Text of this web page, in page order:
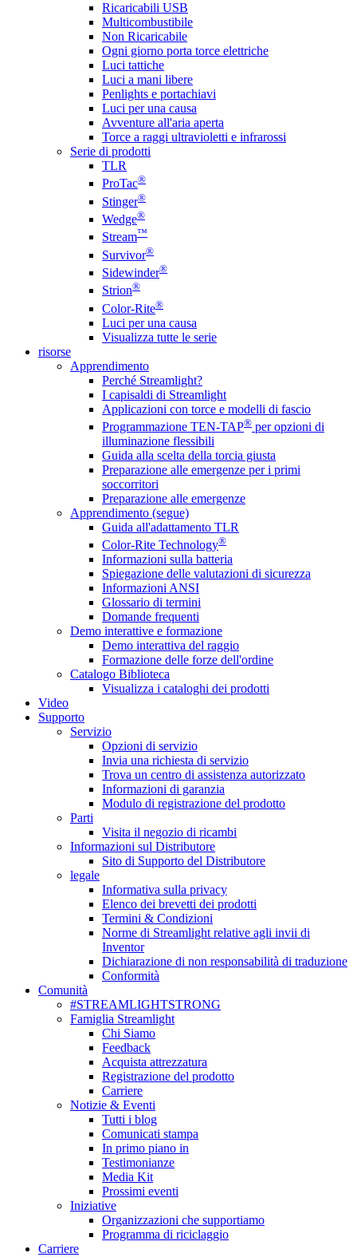
Ricaricabili USB
Multicombustibile
Non Ricaricabile
Ogni giorno porta torce elettriche
Luci tattiche
Luci a mani libere
Penlights e portachiavi
Luci per una causa
Avventure all'aria aperta
Torce a raggi ultravioletti e infrarossi
Serie di prodotti
TLR
ProTac®
Stinger®
Wedge®
Stream™
Survivor®
Sidewinder®
Strion®
Color-Rite®
Luci per una causa
Visualizza tutte le serie
risorse
Apprendimento
Perché Streamlight?
I capisaldi di Streamlight
Applicazioni con torce e modelli di fascio
Programmazione TEN-TAP® per opzioni di
illuminazione flessibili
Guida alla scelta della torcia giusta
Preparazione alle emergenze per i primi
soccorritori
Preparazione alle emergenze
Apprendimento (segue)
Guida all'adattamento TLR
Color-Rite Technology®
Informazioni sulla batteria
Spiegazione delle valutazioni di sicurezza
Informazioni ANSI
Glossario di termini
Domande frequenti
Demo interattive e formazione
Demo interattiva del raggio
Formazione delle forze dell'ordine
Catalogo Biblioteca
Visualizza i cataloghi dei prodotti
Video
Supporto
Servizio
Opzioni di servizio
Invia una richiesta di servizio
Trova un centro di assistenza autorizzato
Informazioni di garanzia
Modulo di registrazione del prodotto
Parti
Visita il negozio di ricambi
Informazioni sul Distributore
Sito di Supporto del Distributore
legale
Informativa sulla privacy
Elenco dei brevetti dei prodotti
Termini & Condizioni
Norme di Streamlight relative agli invii di
Inventor
Dichiarazione di non responsabilità di traduzione
Conformità
Comunità
#STREAMLIGHTSTRONG
Famiglia Streamlight
Chi Siamo
Feedback
Acquista attrezzatura
Registrazione del prodotto
Carriere
Notizie & Eventi
Tutti i blog
Comunicati stampa
In primo piano in
Testimonianze
Media Kit
Prossimi eventi
Iniziative
Organizzazioni che supportiamo
Programma di riciclaggio
Carriere